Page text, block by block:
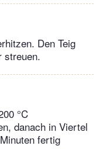
Den Teig
streuen.
°C
danach in Viertel
fertig